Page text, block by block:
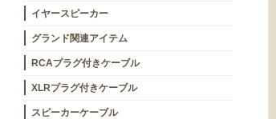
イヤースピーカー
グランド関連アイテム
RCAプラグ付きケーブル
XLRプラグ付きケーブル
スピーカーケーブル